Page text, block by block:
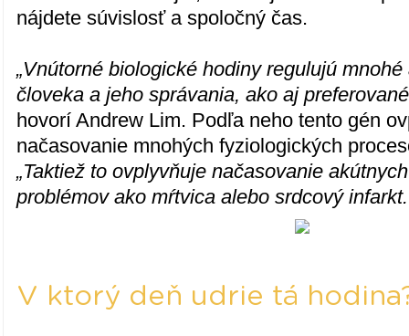
nájdete súvislosť a spoločný čas.
„Vnútorné biologické hodiny regulujú
človeka a jeho správania, ako aj
hovorí Andrew Lim. Podľa neho tento gén
načasovanie mnohých fyziologických
„Taktiež to ovplyvňuje načasovanie
problémov ako mŕtvica alebo srdcový
V ktorý deň udrie tá